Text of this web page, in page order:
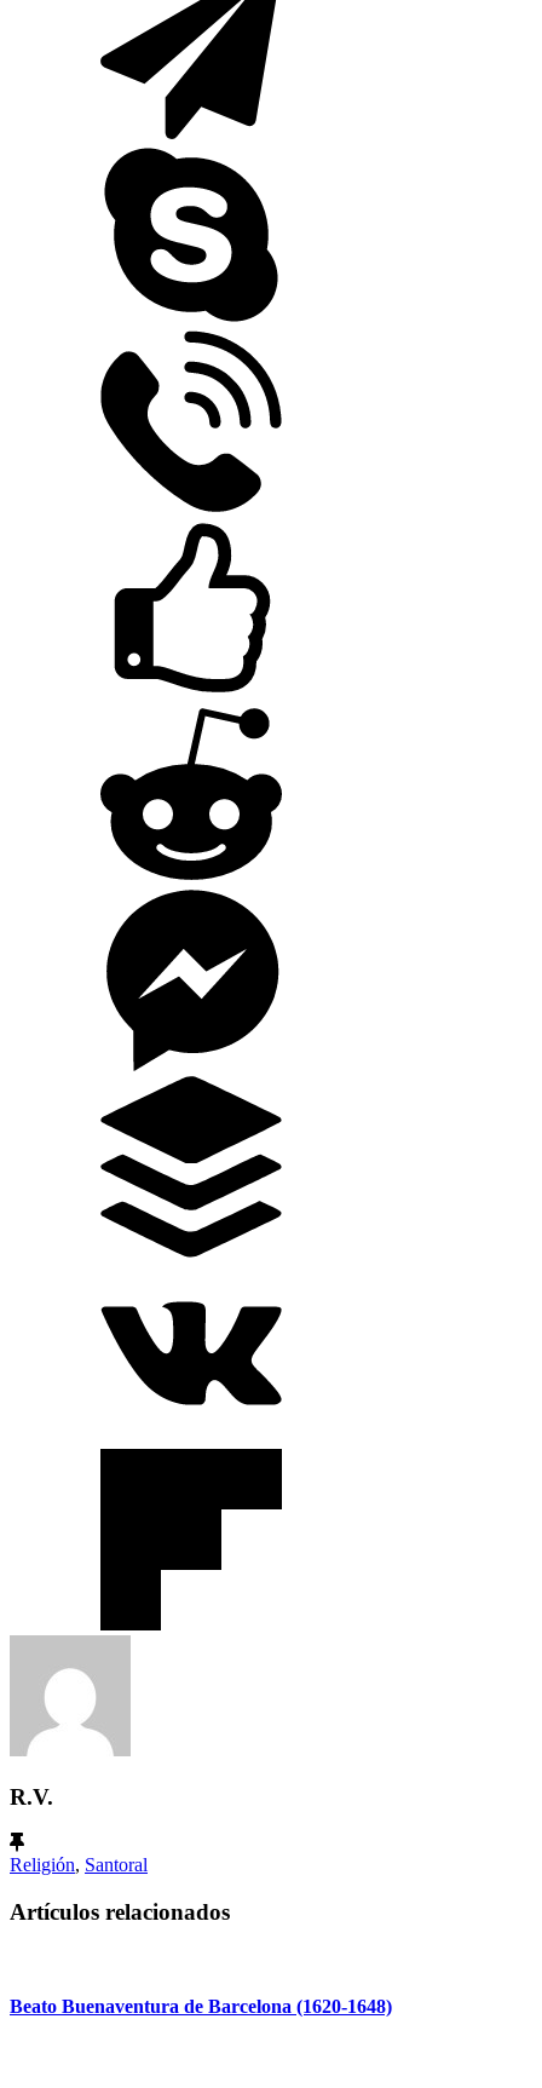
R.V.
Religión, Santoral
Artículos relacionados
Beato Buenaventura de Barcelona (1620-1648)